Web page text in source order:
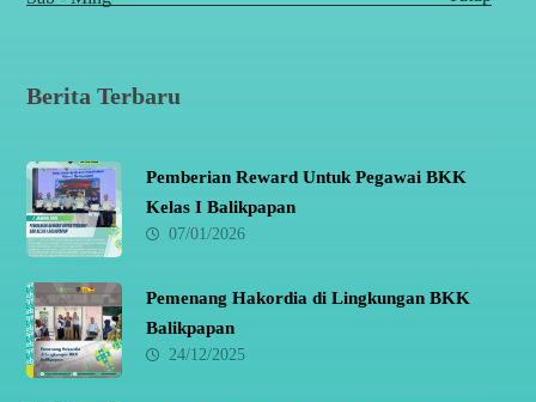
Berita Terbaru
Pemberian Reward Untuk Pegawai BKK
Kelas I Balikpapan
07/01/2026
Pemenang Hakordia di Lingkungan BKK
Balikpapan
24/12/2025